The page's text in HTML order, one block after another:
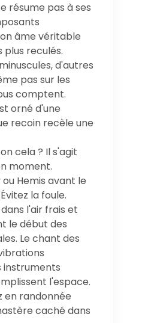
résume pas à ses
âme véritable
plus reculés.
d'autres
pas sur les
comptent.
orné d'une
recoin recèle une
cela ? Il s'agit
moment.
Hemis avant le
la foule.
l'air frais et
le début des
Le chant des
instruments
l'espace.
en randonnée
caché dans